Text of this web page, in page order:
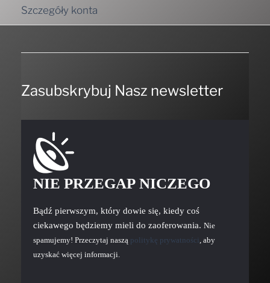
Szczegóły konta
Zasubskrybuj Nasz newsletter
NIE PRZEGAP NICZEGO
Bądź pierwszym, który dowie się, kiedy coś
ciekawego będziemy mieli do zaoferowania. Nie
spamujemy! Przeczytaj naszą politykę prywatności, aby
uzyskać więcej informacji.